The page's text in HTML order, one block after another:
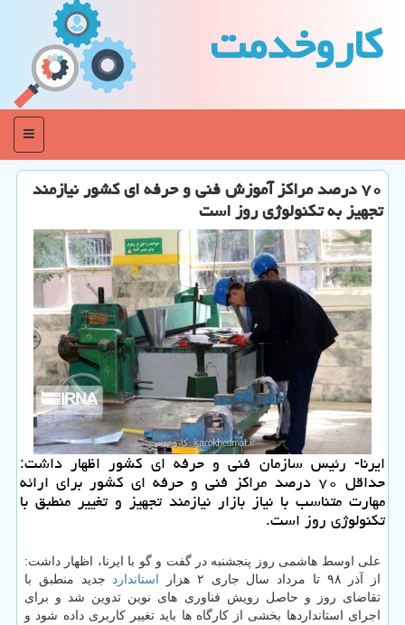
كاروخدمت
منو
۷۰ درصد مراكز آموزش فنی و حرفه ای كشور نیازمند
تجهیز به تكنولوژی روز است
ایرنا- رئیس سازمان فنی و حرفه ای کشور اظهار داشت:
حداقل ۷۰ درصد مراکز فنی و حرفه ای کشور برای ارائه
مهارت متناسب با نیاز بازار نیازمند تجهیز و تغییر منطبق با
تکنولوژی روز است.
علی اوسط هاشمی روز پنجشنبه در گفت و گو با ایرنا، اظهار داشت:
از آذر ۹۸ تا مرداد سال جاری ۲ هزار
استاندارد
جدید منطبق با
تقاضای روز و حاصل رویش فناوری های نوین تدوین شد و برای
اجرای استانداردها بخشی از کارگاه ها باید تغییر کاربری داده شود و